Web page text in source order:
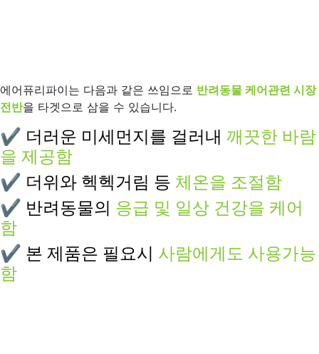
에어퓨리파이는 다음과 같은 쓰임으로 반려동물 케어관련 시장
전반을 타겟으로 삼을 수 있습니다.
✔︎ 더러운 미세먼지를 걸러내 깨끗한 바람
을 제공함
✔︎ 더위와 헥헥거림 등 체온을 조절함
✔︎ 반려동물의 응급 및 일상 건강을 케어
함
✔︎ 본 제품은 필요시 사람에게도 사용가능
함